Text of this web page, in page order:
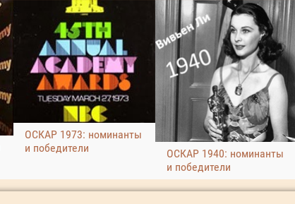
ОСКАР 1973: номинанты
и победители
ОСКАР 1940: номинанты
и победители